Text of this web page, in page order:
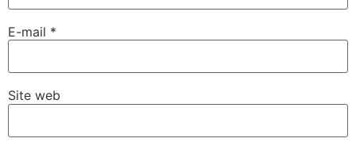
E-mail *
Site web